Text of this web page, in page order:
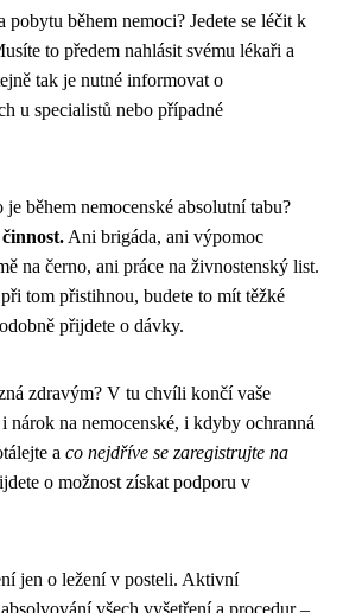
pobytu během nemoci? Jedete se léčit k
to předem nahlásit svému lékaři a
tak je nutné informovat o
u specialistů nebo případné
během nemocenské absolutní tabu?
Ani brigáda, ani výpomoc
na černo, ani práce na živnostenský list.
tom přistihnou, budete to mít těžké
přijdete o dávky.
zdravým? V tu chvíli končí vaše
nárok na nemocenské, i kdyby ochranná
a co nejdříve se zaregistrujte na
o možnost získat podporu v
jen o ležení v posteli. Aktivní
všech vyšetření a procedur –